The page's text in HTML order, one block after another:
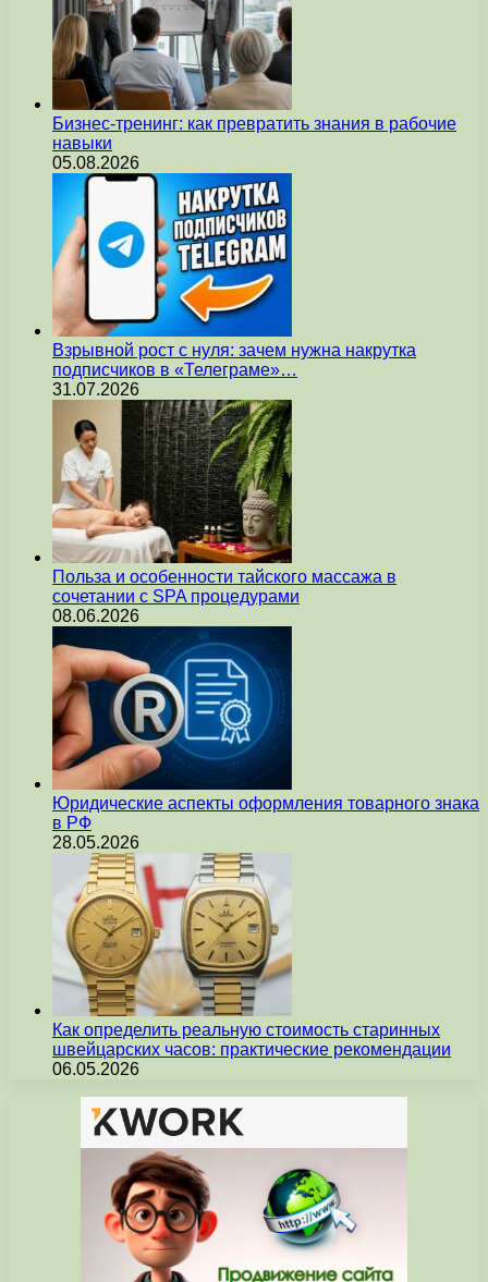
Бизнес-тренинг: как превратить знания в рабочие
навыки
05.08.2026
Взрывной рост с нуля: зачем нужна накрутка
подписчиков в «Телеграме»…
31.07.2026
Польза и особенности тайского массажа в
сочетании с SPA процедурами
08.06.2026
Юридические аспекты оформления товарного знака
в РФ
28.05.2026
Как определить реальную стоимость старинных
швейцарских часов: практические рекомендации
06.05.2026